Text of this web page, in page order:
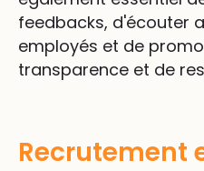
feedbacks, d'écouter
employés et de
transparence et de
Recrutement